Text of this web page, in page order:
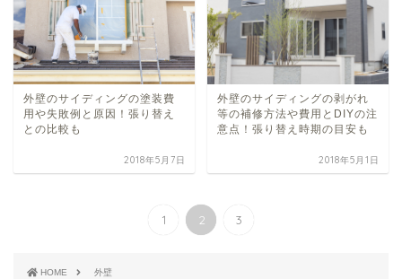
外壁のサイディングの塗装費
用や失敗例と原因！張り替え
との比較も
2018年5月7日
外壁のサイディングの剥がれ
等の補修方法や費用とDIYの注
意点！張り替え時期の目安も
2018年5月1日
1 2 3
HOME 外壁